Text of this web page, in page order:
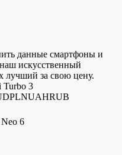
данные смартфоны и
искусственный
лучший за свою цену.
Turbo 3
6